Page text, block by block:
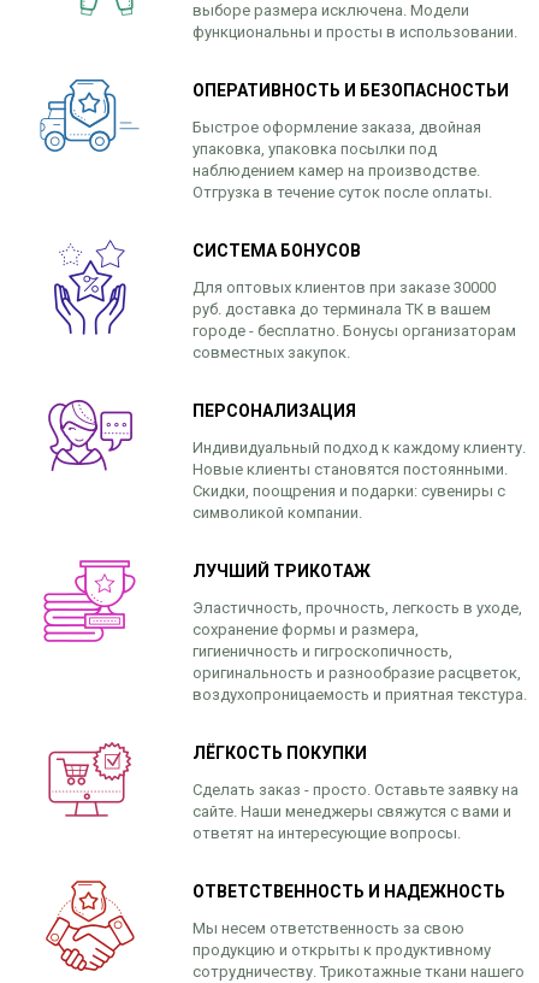
выборе размера исключена. Модели
функциональны и просты в использовании.
ОПЕРАТИВНОСТЬ И БЕЗОПАСНОСТЬИ
Быстрое оформление заказа, двойная
упаковка, упаковка посылки под
наблюдением камер на производстве.
Отгрузка в течение суток после оплаты.
СИСТЕМА БОНУСОВ
Для оптовых клиентов при заказе 30000
руб. доставка до терминала ТК в вашем
городе - бесплатно. Бонусы организаторам
совместных закупок.
ПЕРСОНАЛИЗАЦИЯ
Индивидуальный подход к каждому клиенту.
Новые клиенты становятся постоянными.
Скидки, поощрения и подарки: сувениры с
символикой компании.
ЛУЧШИЙ ТРИКОТАЖ
Эластичность, прочность, легкость в уходе,
сохранение формы и размера,
гигиеничность и гигроскопичность,
оригинальность и разнообразие расцветок,
воздухопроницаемость и приятная текстура.
ЛЁГКОСТЬ ПОКУПКИ
Сделать заказ - просто. Оставьте заявку на
сайте. Наши менеджеры свяжутся с вами и
ответят на интересующие вопросы.
ОТВЕТСТВЕННОСТЬ И НАДЕЖНОСТЬ
Мы несем ответственность за свою
продукцию и открыты к продуктивному
сотрудничеству. Трикотажные ткани нашего